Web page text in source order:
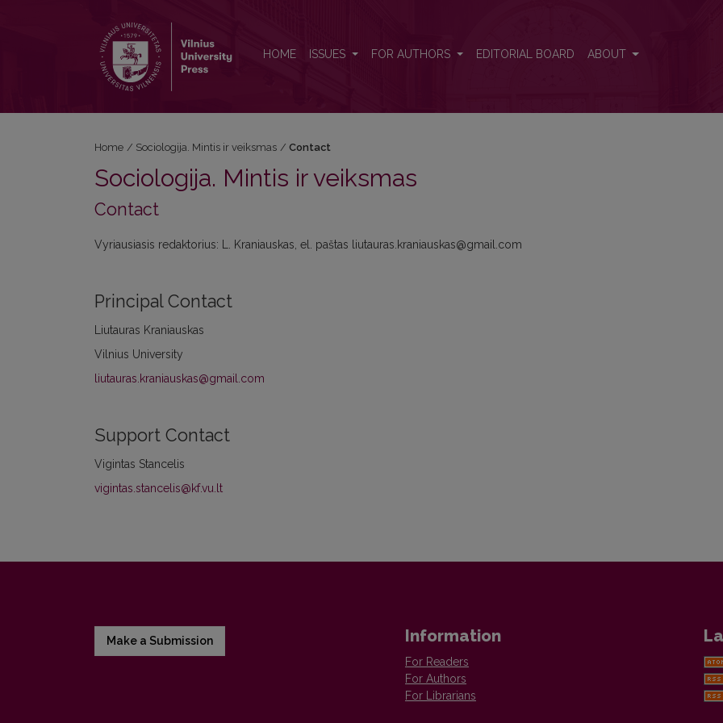
HOME ISSUES FOR AUTHORS EDITORIAL BOARD ABOUT
Home / Sociologija. Mintis ir veiksmas / Contact
Sociologija. Mintis ir veiksmas
Contact
Vyriausiasis redaktorius: L. Kraniauskas, el. paštas liutauras.kraniauskas@gmail.com
Principal Contact
Liutauras Kraniauskas
Vilnius University
liutauras.kraniauskas@gmail.com
Support Contact
Vigintas Stancelis
vigintas.stancelis@kf.vu.lt
Make a Submission Information
For Readers
For Authors
For Librarians